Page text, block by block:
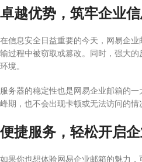
卓越优势，筑牢企业
在信息安全日益重要的今天，网易企
输过程中被窃取或篡改。同时，强大
环境。
服务器的稳定性也是网易企业邮箱的
峰期，也不会出现卡顿或无法访问的情
便捷服务，轻松开启
如果你也想体验网易企业邮箱的魅力，